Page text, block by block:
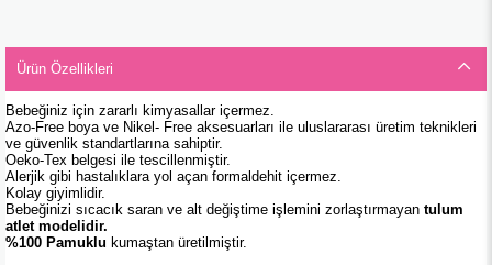
Ürün Özellikleri
Bebeğiniz için zararlı kimyasallar içermez.
Azo-Free boya ve Nikel- Free aksesuarları ile uluslararası üretim teknikleri
ve güvenlik standartlarına sahiptir.
Oeko-Tex belgesi ile tescillenmiştir.
Alerjik gibi hastalıklara yol açan formaldehit içermez.
Kolay giyimlidir.
Bebeğinizi sıcacık saran ve alt değiştime işlemini zorlaştırmayan tulum
atlet modelidir.
%100 Pamuklu kumaştan üretilmiştir.